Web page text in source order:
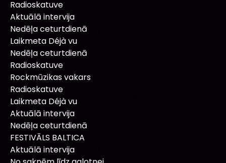
Radioskatuve
Aktuālā intervija
Nedēļa ceturtdienā
Laikmeta Déjà vu
Nedēļa ceturtdienā
Radioskatuve
Rockmūzikas vakars
Radioskatuve
Laikmeta Déjà vu
Aktuālā intervija
Nedēļa ceturtdienā
FESTIVĀLS BALTICA
Aktuālā intervija